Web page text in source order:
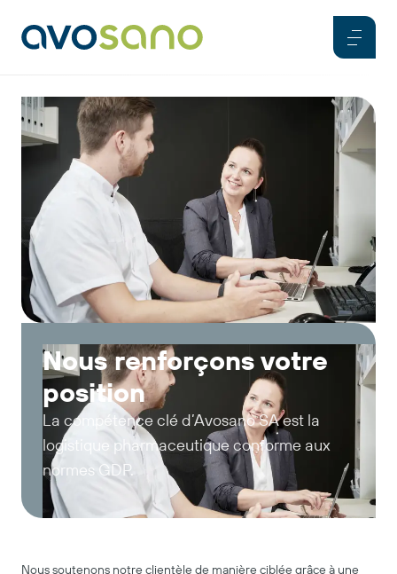
Nous renforçons votre
position
La compétence clé d’Avosano SA est la
logistique pharmaceutique conforme aux
normes GDP.
Nous soutenons notre clientèle de manière ciblée grâce à une